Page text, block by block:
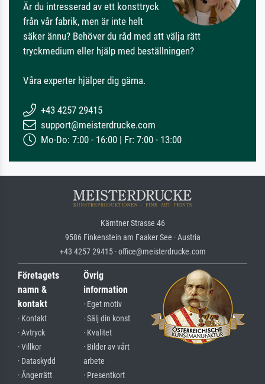
Är du intresserad av ett konsttryck
från vår fabrik, men är inte helt
säker ännu? Behöver du råd med att välja rätt
tryckmedium eller hjälp med beställningen?
Våra experter hjälper dig gärna.
+43 4257 29415
support@meisterdrucke.com
Mo-Do: 7:00 - 16:00 | Fr: 7:00 - 13:00
Kärntner Strasse 46
9586 Finkenstein am Faaker See · Austria
+43 4257 29415 · office@meisterdrucke.com
Företagets
namn &
kontakt
· Kontakt
· Avtryck
· Villkor
· Dataskydd
· Ångerrätt
Övrig
information
· Eget motiv
· Sälj din konst
· Kvalitet
· Bilder av vårt
arbete
· Presentkort